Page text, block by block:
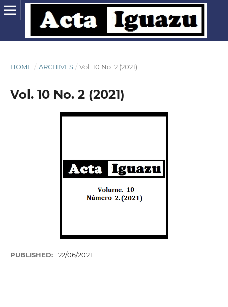
HOME / ARCHIVES / Vol. 10 No. 2 (2021)
Vol. 10 No. 2 (2021)
PUBLISHED: 22/06/2021